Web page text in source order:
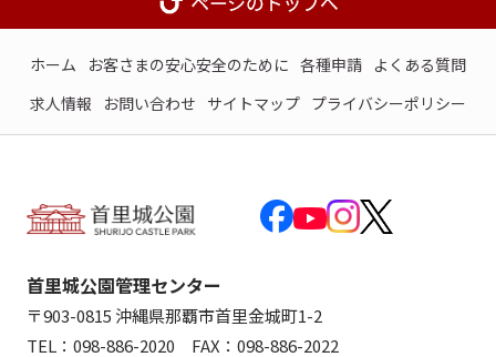
ホーム お客さまの安心安全のために 各種申請 よくある質問
求人情報
お問い合わせ サイトマップ プライバシーポリシー
首里城公園管理センター
〒903-0815 沖縄県那覇市首里金城町1-2
TEL：098-886-2020 FAX：098-886-2022